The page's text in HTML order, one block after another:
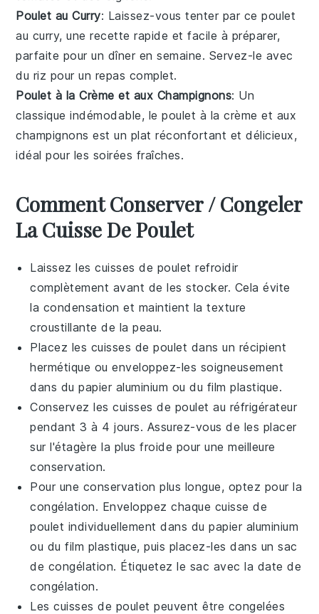
Poulet au Curry: Laissez-vous tenter par cepoulet
au curry, une recette rapide et facile à préparer,
parfaite pour un dîner en semaine. Servez-le avec
du riz pour un repas complet.
Poulet à la Crème et aux Champignons: Un
classique indémodable, lepoulet à la crème et aux
champignons est un plat réconfortant et délicieux,
idéal pour les soirées fraîches.
Comment Conserver / Congeler
La Cuisse De Poulet
Laissez lescuisses de poulet refroidir
complètement avant de les stocker. Cela évite
la condensation et maintient la texture
croustillante de la peau.
Placez les cuisses de poulet dans un récipient
hermétique ou enveloppez-les soigneusement
dans du papier aluminium ou du film plastique.
Conservez lescuisses de poulet au réfrigérateur
pendant 3 à 4 jours. Assurez-vous de les placer
sur l'étagère la plus froide pour une meilleure
conservation.
Pour une conservation plus longue, optez pour la
congélation. Enveloppez chaque cuisse de
poulet individuellement dans du papier aluminium
ou du film plastique, puis placez-les dans un sac
de congélation. Étiquetez le sac avec la date de
congélation.
Lescuisses de poulet peuvent être congelées